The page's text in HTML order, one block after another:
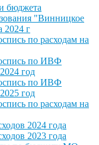
бюджета
"Винницкое
2024 г
по расходам на
по ИВФ
год
по ИВФ
год
по расходам на
2024 года
2023 года